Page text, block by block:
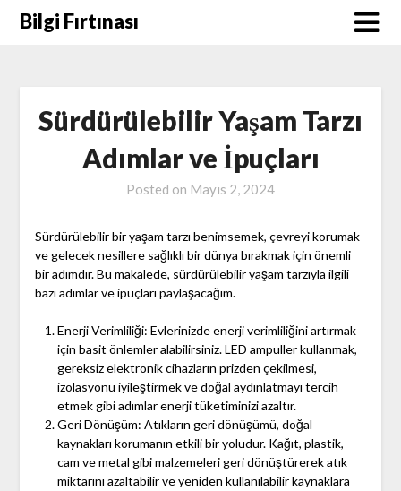
SkipBilgi Fırtınası
Sürdürülebilir Yaşam Tarzı
Adımlar ve İpuçları
Posted on Mayıs 2, 2024
Sürdürülebilir bir yaşam tarzı benimsemek, çevreyi korumak
ve gelecek nesillere sağlıklı bir dünya bırakmak için önemli
bir adımdır. Bu makalede, sürdürülebilir yaşam tarzıyla ilgili
bazı adımlar ve ipuçları paylaşacağım.
Enerji Verimliliği: Evlerinizde enerji verimliliğini artırmak
için basit önlemler alabilirsiniz. LED ampuller kullanmak,
gereksiz elektronik cihazların prizden çekilmesi,
izolasyonu iyileştirmek ve doğal aydınlatmayı tercih
etmek gibi adımlar enerji tüketiminizi azaltır.
Geri Dönüşüm: Atıkların geri dönüşümü, doğal
kaynakları korumanın etkili bir yoludur. Kağıt, plastik,
cam ve metal gibi malzemeleri geri dönüştürerek atık
miktarını azaltabilir ve yeniden kullanılabilir kaynaklara